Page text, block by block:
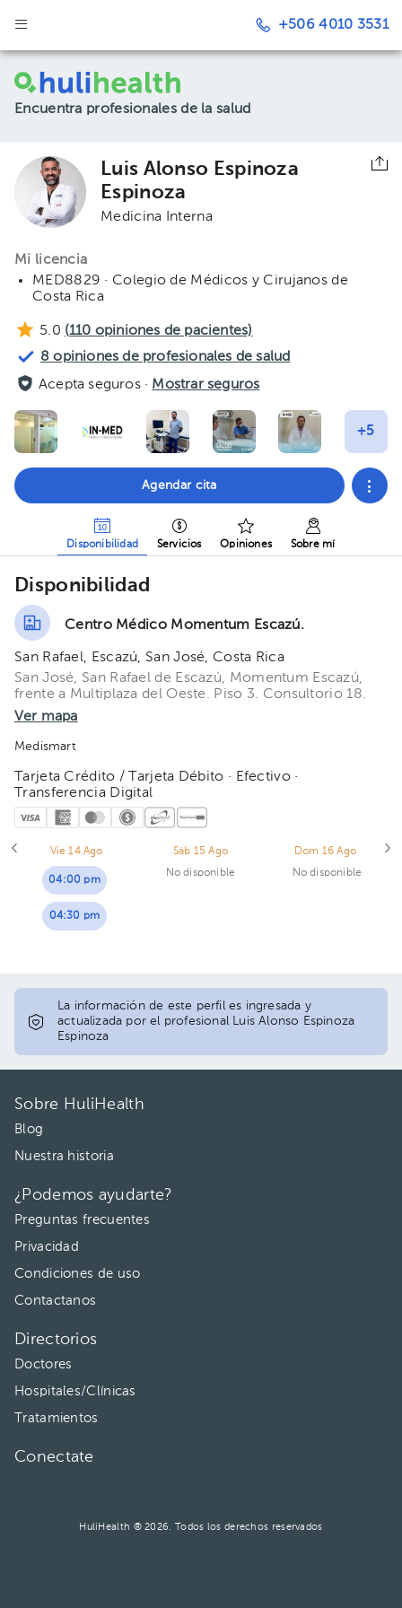
+506 4010 3531
Encuentra profesionales de la salud
Luis Alonso Espinoza
Espinoza
Medicina Interna
Mi licencia
MED8829 · Colegio de Médicos y Cirujanos de
Costa Rica
5.0 (110 opiniones de pacientes)
8 opiniones de profesionales de salud
Acepta seguros · Mostrar seguros
Agendar cita
Disponibilidad Servicios Opiniones Sobre mí
Disponibilidad
Centro Médico Momentum Escazú.
San Rafael, Escazú, San José, Costa Rica
San José, San Rafael de Escazú, Momentum Escazú,
frente a Multiplaza del Oeste. Piso 3. Consultorio 18.
Ver mapa
Medismart
Tarjeta Crédito / Tarjeta Débito · Efectivo ·
Transferencia Digital
Vie 14 Ago
04:00 pm
04:30 pm
Sáb 15 Ago
No disponible
Dom 16 Ago
No disponible
La información de este perfil es ingresada y
actualizada por el profesional Luis Alonso Espinoza
Espinoza
Sobre HuliHealth
Blog
Nuestra historia
¿Podemos ayudarte?
Preguntas frecuentes
Privacidad
Condiciones de uso
Contactanos
Directorios
Doctores
Hospitales/Clínicas
Tratamientos
Conectate
HuliHealth ® 2026. Todos los derechos reservados